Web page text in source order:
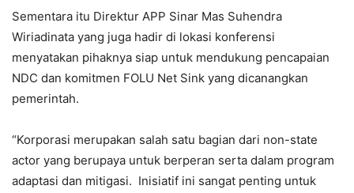
Sementara itu Direktur APP Sinar Mas Suhendra
Wiriadinata yang juga hadir di lokasi konferensi
menyatakan pihaknya siap untuk mendukung pencapaian
NDC dan komitmen FOLU Net Sink yang dicanangkan
pemerintah.
“Korporasi merupakan salah satu bagian dari non-state
actor yang berupaya untuk berperan serta dalam program
adaptasi dan mitigasi. Inisiatif ini sangat penting untuk